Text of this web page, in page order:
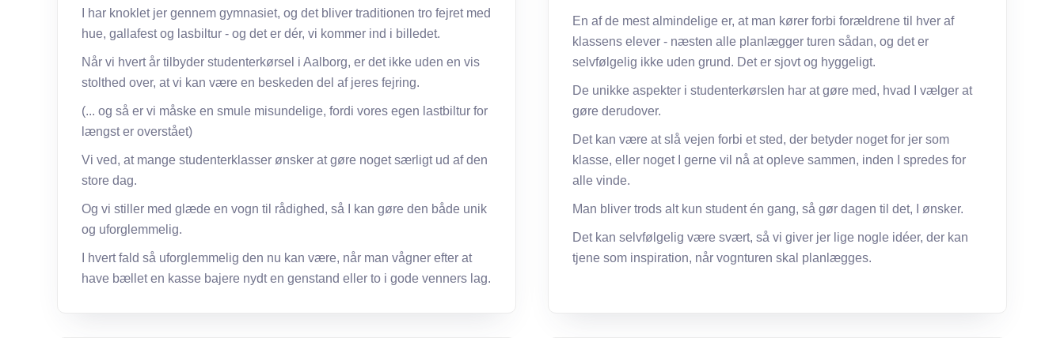
I har knoklet jer gennem gymnasiet, og det bliver traditionen tro fejret med
hue, gallafest og lasbiltur - og det er dér, vi kommer ind i billedet.
Når vi hvert år tilbyder studenterkørsel i Aalborg, er det ikke uden en vis
stolthed over, at vi kan være en beskeden del af jeres fejring.
(... og så er vi måske en smule misundelige, fordi vores egen lastbiltur for
længst er overstået)
Vi ved, at mange studenterklasser ønsker at gøre noget særligt ud af den
store dag.
Og vi stiller med glæde en vogn til rådighed, så I kan gøre den både unik
og uforglemmelig.
I hvert fald så uforglemmelig den nu kan være, når man vågner efter at
have bællet en kasse bajere nydt en genstand eller to i gode venners lag.
En af de mest almindelige er, at man kører forbi forældrene til hver af
klassens elever - næsten alle planlægger turen sådan, og det er
selvfølgelig ikke uden grund. Det er sjovt og hyggeligt.
De unikke aspekter i studenterkørslen har at gøre med, hvad I vælger at
gøre derudover.
Det kan være at slå vejen forbi et sted, der betyder noget for jer som
klasse, eller noget I gerne vil nå at opleve sammen, inden I spredes for
alle vinde.
Man bliver trods alt kun student én gang, så gør dagen til det, I ønsker.
Det kan selvfølgelig være svært, så vi giver jer lige nogle idéer, der kan
tjene som inspiration, når vognturen skal planlægges.